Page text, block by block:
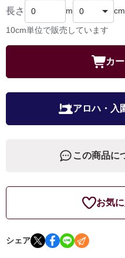
長さ m cm
10cm単位で販売しています
カ
アロハ・入
この商品に
お気
シェア